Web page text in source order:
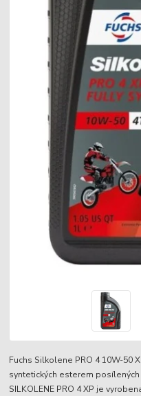
Fuchs Silkolene PRO 4 10W-50
syntetických esterem
SILKOLENE PRO 4 XP je